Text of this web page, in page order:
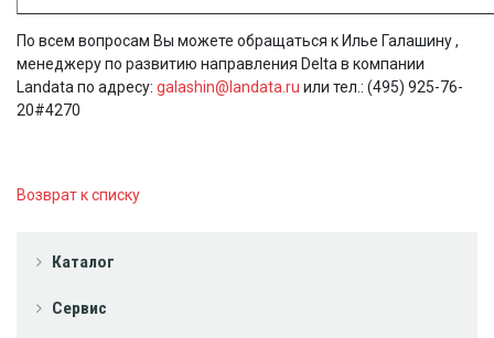
Каталог
Сервис
По всем вопросам Вы можете обращаться к Илье Галашину ,
менеджеру по развитию направления Delta в компании
Landata по адресу: galashin@landata.ru или тел.: (495) 925-76-
20#4270
Возврат к списку